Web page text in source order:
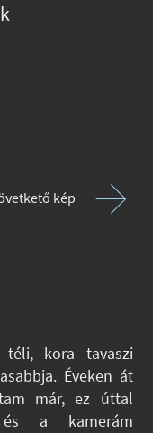
kép
kora tavaszi
Éveken át
már, ez úttal
a kamerám